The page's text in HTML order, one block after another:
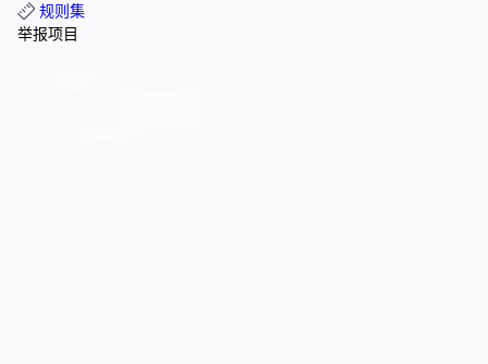
规则集
举报项目